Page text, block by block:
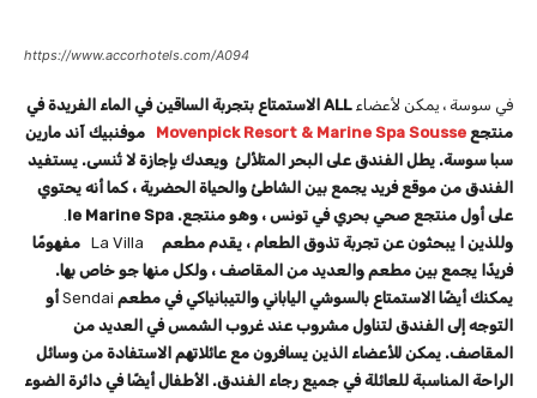
https://www.accorhotels.com/A094
في سوسة ، يمكن لأعضاء ALL
الاستمتاع بتجربة الساقين في الماء الفريدة في
منتجع Movenpick Resort & Marine Spa Sousse موفنبيك آند مارين
سبا سوسة. يطل الفندق على البحر المتلألئ ويعدك بإجازة لا تُنسى. يستفيد
الفندق من موقع فريد يجمع بين الشاطئ والحياة الحضرية ، كما أنه يحتوي
على أول منتجع صحي بحري في تونس ، وهو منتجع. le Marine Spa
.
وللذين ا يبحثون عن تجربة تذوق الطعام ، يقدم مطعم
La Villa مفهومًا
فريدًا يجمع بين مطعم والعديد من المقاصف ، ولكل منها جو خاص بها.
يمكنك أيضًا الاستمتاع بالسوشي الياباني والتيبانياكي في مطعم
أو
التوجه إلى الفندق لتناول مشروب عند غروب الشمس في العديد من
المقاصف. يمكن للأعضاء الذين يسافرون مع عائلاتهم الاستفادة من وسائل
الراحة المناسبة للعائلة في جميع رجاء الفندق. الأطفال أيضًا في دائرة الضوء